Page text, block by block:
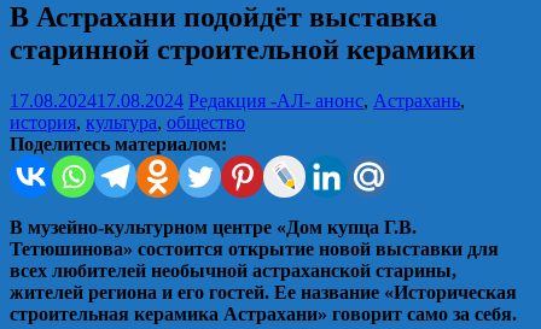
В Астрахани подойдёт выставка
старинной строительной керамики
17.08.202417.08.2024 Редакция -АЛ- анонс, Астрахань,
история, культура, общество
Поделитесь материалом:
В музейно-культурном центре «Дом купца Г.В.
Тетюшинова» состоится открытие новой выставки для
всех любителей необычной астраханской старины,
жителей региона и его гостей. Ее название «Историческая
строительная керамика Астрахани» говорит само за себя.